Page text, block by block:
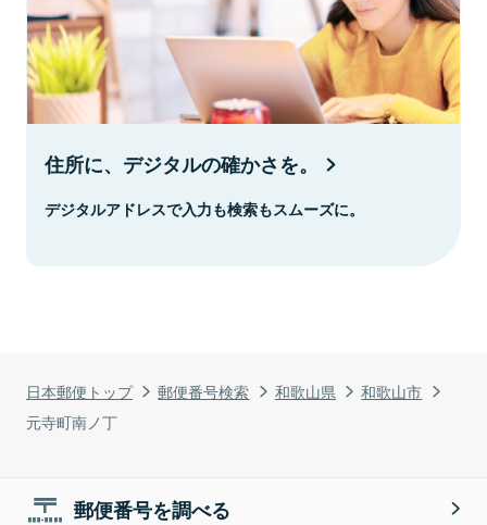
日本郵便トップ 郵便番号検索 和歌山県
和歌山市
元寺町南ノ丁
住所に、デジタルの確かさを。
デジタルアドレスで入力も検索もスムーズに。
郵便番号を調べる